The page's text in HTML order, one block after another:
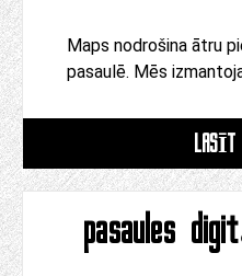
Maps nodrošina ātru
pasaulē. Mēs
pasaules